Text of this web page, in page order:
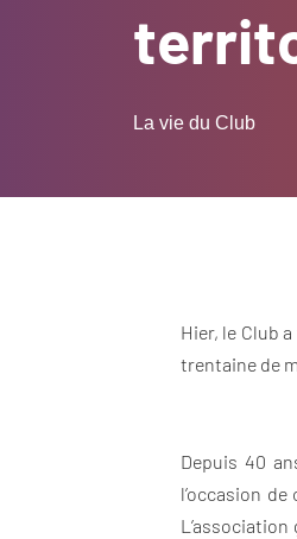
La vie du Club
Hier, le Club
trentaine de
Depuis 40
l’occasion